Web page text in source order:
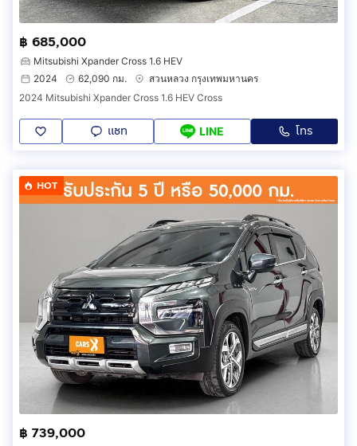
฿ 685,000
Mitsubishi Xpander Cross 1.6 HEV
2024
62,090 กม.
สวนหลวง กรุงเทพมหานคร
2024 Mitsubishi Xpander Cross 1.6 HEV Cross
แชท LINE โทร
HOT
฿ 739,000